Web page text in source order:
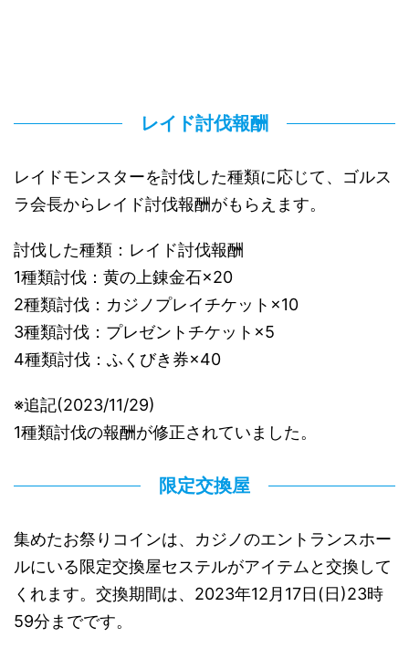
レイド討伐報酬
レイドモンスターを討伐した種類に応じて、ゴルス
ラ会長からレイド討伐報酬がもらえます。
討伐した種類：レイド討伐報酬
1種類討伐：黄の上錬金石×20
2種類討伐：カジノプレイチケット×10
3種類討伐：プレゼントチケット×5
4種類討伐：ふくびき券×40
※追記(2023/11/29)
1種類討伐の報酬が修正されていました。
限定交換屋
集めたお祭りコインは、カジノのエントランスホー
ルにいる限定交換屋セステルがアイテムと交換して
くれます。交換期間は、2023年12月17日(日)23時
59分までです。